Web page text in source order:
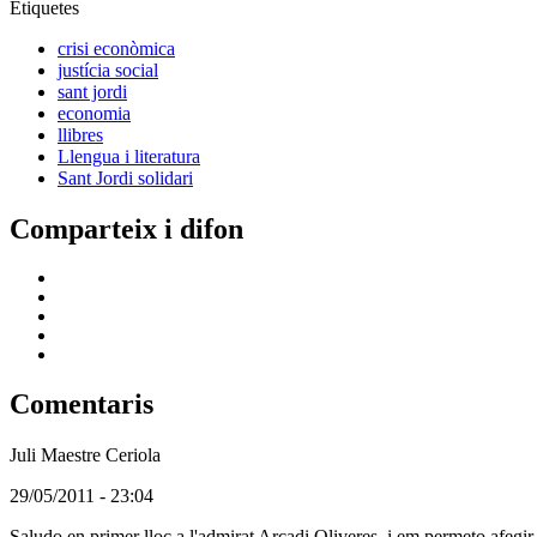
Etiquetes
crisi econòmica
justícia social
sant jordi
economia
llibres
Llengua i literatura
Sant Jordi solidari
Comparteix i difon
Comentaris
Juli Maestre Ceriola
(Usuari
29/05/2011 - 23:04